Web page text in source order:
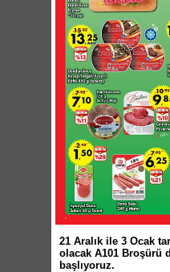
21 Aralık ile 3 Ocak
olacak A101 Broşürü
başlıyoruz.